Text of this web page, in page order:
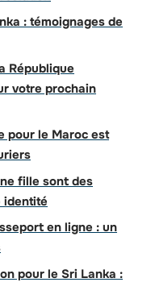
: témoignages de
République
votre prochain
pour le Maroc est
fille sont des
identité
en ligne : un
pour le Sri Lanka :